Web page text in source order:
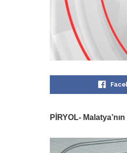
PİRYOL-